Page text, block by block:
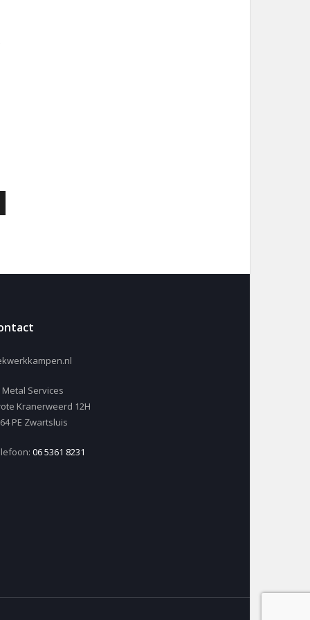
Metal Services
Kranerweerd 12H
PE Zwartsluis
06 5361 8231